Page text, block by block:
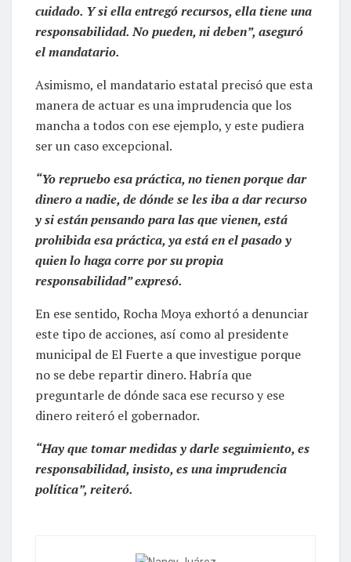
cuidado. Y si ella entregó recursos, ella tiene una
responsabilidad. No pueden, ni deben”, aseguró
el mandatario.
Asimismo, el mandatario estatal precisó que esta
manera de actuar es una imprudencia que los
mancha a todos con ese ejemplo, y este pudiera
ser un caso excepcional.
“Yo repruebo esa práctica, no tienen porque dar
dinero a nadie, de dónde se les iba a dar recurso
y si están pensando para las que vienen, está
prohibida esa práctica, ya está en el pasado y
quien lo haga corre por su propia
responsabilidad” expresó.
En ese sentido, Rocha Moya exhortó a denunciar
este tipo de acciones, así como al presidente
municipal de El Fuerte a que investigue porque
no se debe repartir dinero. Habría que
preguntarle de dónde saca ese recurso y ese
dinero reiteró el gobernador.
“Hay que tomar medidas y darle seguimiento, es
responsabilidad, insisto, es una imprudencia
política”, reiteró.